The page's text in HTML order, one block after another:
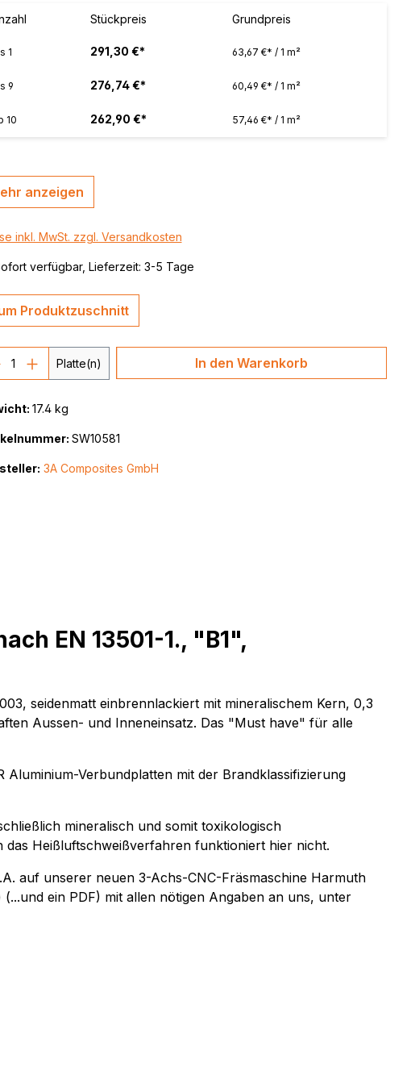
farbig / color
Steel,
Stückpreis Grundpreis
1 291,30 €* 63,67 €* / 1 m²
9 276,74 €* 60,49 €* / 1 m²
10 262,90 €* 57,46 €* / 1 m²
anzeigen
inkl. MwSt. zzgl. Versandkosten
verfügbar, Lieferzeit: 3-5 Tage
Produktzuschnitt
Anzahl: Gib den gewünschten Wert
Platte(n) In den Warenkorb
17.4 kg
SW10581
3A Composites GmbH
EN 13501-1., "B1",
seidenmatt einbrennlackiert mit mineralischem Kern, 0,3
Aussen- und Inneneinsatz. Das "Must have" für alle
Verbundplatten mit der Brandklassifizierung
mineralisch und somit toxikologisch
das Heißluftschweißverfahren funktioniert hier nicht.
auf unserer neuen 3-Achs-CNC-Fräsmaschine Harmuth
ein PDF) mit allen nötigen Angaben an uns, unter